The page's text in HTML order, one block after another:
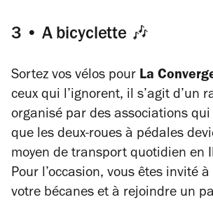
3 • A bicyclette 🎶
Sortez vos vélos pour La
ceux qui l’ignorent, il s’agit d’un
organisé par des associations
que les deux-roues à pédales
moyen de transport quotidien en
Pour l’occasion, vous êtes invité
votre bécanes et à rejoindre un